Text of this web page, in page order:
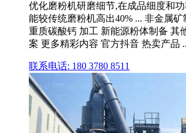
优化磨粉机研磨细节,在成品细度和
能较传统磨粉机高出40% ... 非金属
重质碳酸钙 加工 新能源粉体制备 其
案 更多精彩内容 官方抖音 热卖产品
联系电话: 180 3780 8511